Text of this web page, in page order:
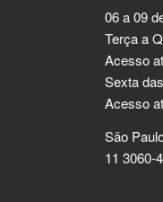
06 a 09
Terça a
Acesso
Sexta
Acesso
São
11 3060-